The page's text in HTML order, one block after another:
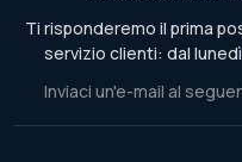
Ti risponderemo il prima
servizio clienti: dal
Inviaci un'e-mail al